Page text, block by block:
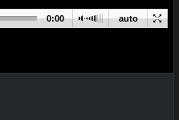
auto
0:00